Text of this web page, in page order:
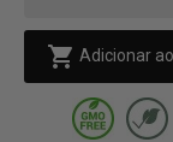
 Adicionar